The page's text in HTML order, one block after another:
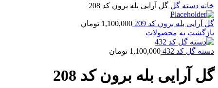
خانه دسته گل گل آرایی بله برون کد 208
گل آرایی بله برون کد 209 1,100,000 تومان
بازگشت به محصولات
دسته گل کد 432 1,100,000 تومان
گل آرایی بله برون کد 208